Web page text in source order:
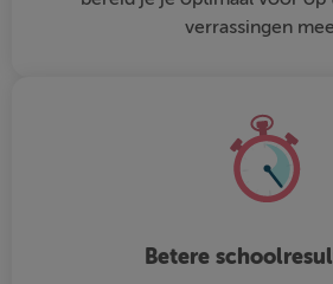
verrassingen
Betere